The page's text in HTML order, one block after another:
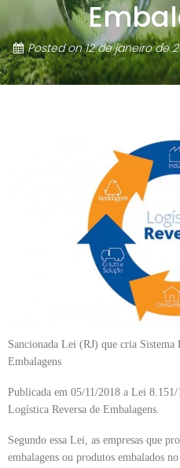
Posted on12 de janeiro de
Sancionada Lei (RJ) que cria Sistema
Embalagens
Publicada em 05/11/2018 a Lei
Logística Reversa de Embalagens.
Segundo essa Lei, as empresas que
embalagens ou produtos embalados